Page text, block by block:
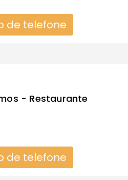
de telefone
- Restaurante
de telefone